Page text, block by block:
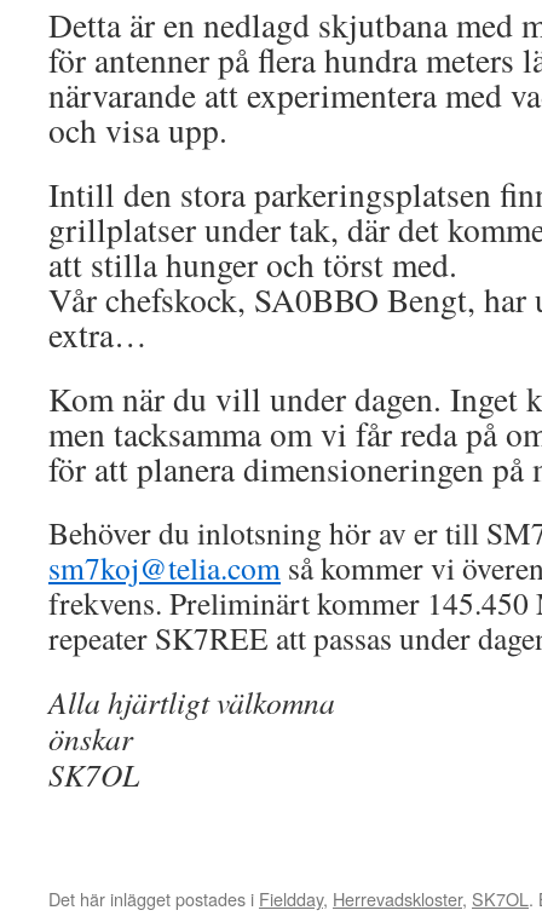
Detta är en nedlagd skjutbana med
för antenner på flera hundra
närvarande att experimentera med
och visa upp.
Intill den stora parkeringsplatsen
grillplatser under tak, där det
att stilla hunger och törst med.
Vår chefskock, SA0BBO Bengt,
extra…
Kom när du vill under dagen. Inget
men tacksamma om vi får reda på
för att planera dimensioneringen på
Behöver du inlotsning hör av er till
sm7koj@telia.com så kommer vi
frekvens. Preliminärt kommer 145.450
repeater SK7REE att passas under
Alla hjärtligt välkomna
önskar
SK7OL
Det här inlägget postades i Fieldday, Herrevadskloster, SK7OL .